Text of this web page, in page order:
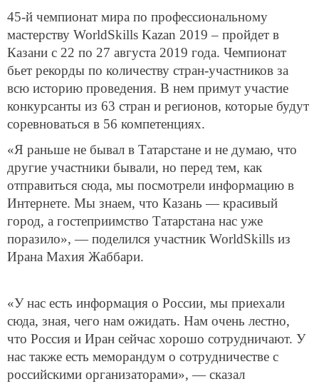
45-й чемпионат мира по профессиональному
мастерству WorldSkills Kazan 2019 – пройдет в
Казани с 22 по 27 августа 2019 года. Чемпионат
бьет рекорды по количеству стран-участников за
всю историю проведения. В нем примут участие
конкурсанты из 63 стран и регионов, которые будут
соревноваться в 56 компетенциях.
«Я раньше не бывал в Татарстане и не думаю, что
другие участники бывали, но перед тем, как
отправиться сюда, мы посмотрели информацию в
Интернете. Мы знаем, что Казань — красивый
город, а гостеприимство Татарстана нас уже
поразило», — поделился участник WorldSkills из
Ирана Махия Жаббари.
«У нас есть информация о России, мы приехали
сюда, зная, чего нам ожидать. Нам очень лестно,
что Россия и Иран сейчас хорошо сотрудничают. У
нас также есть меморандум о сотрудничестве с
российскими организаторами», — сказал